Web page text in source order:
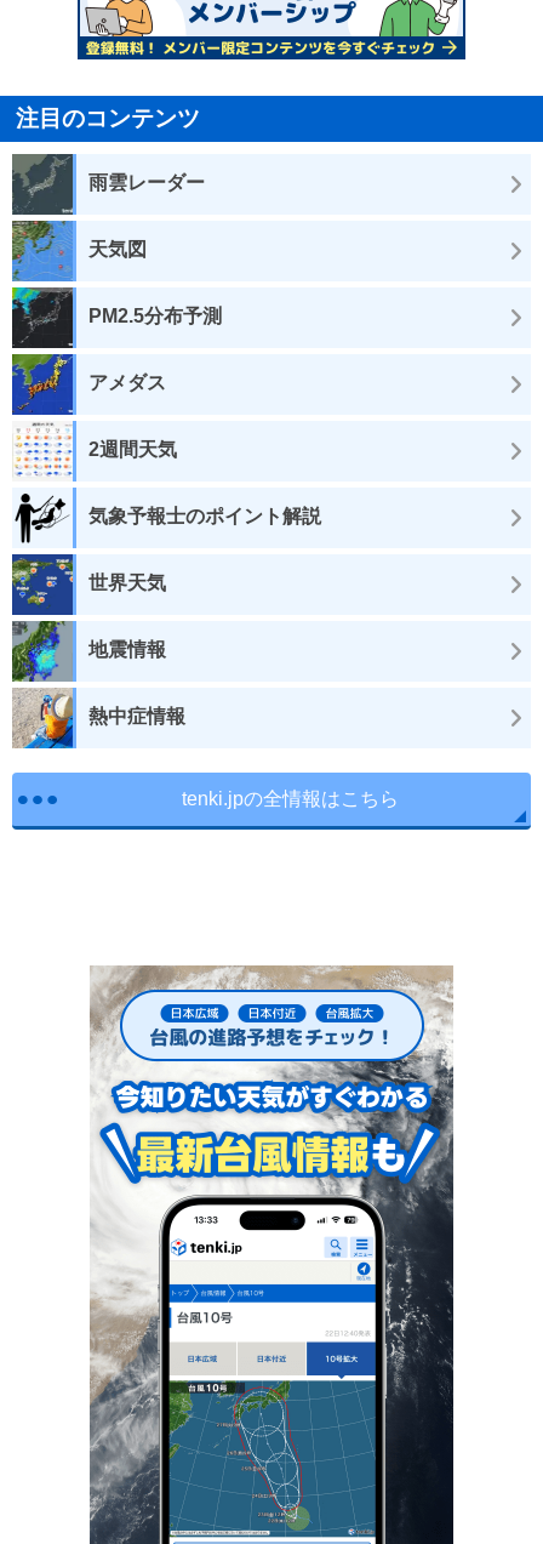
注目のコンテンツ
雨雲レーダー
天気図
PM2.5分布予測
アメダス
2週間天気
気象予報士のポイント解説
世界天気
地震情報
熱中症情報
tenki.jpの全情報はこちら